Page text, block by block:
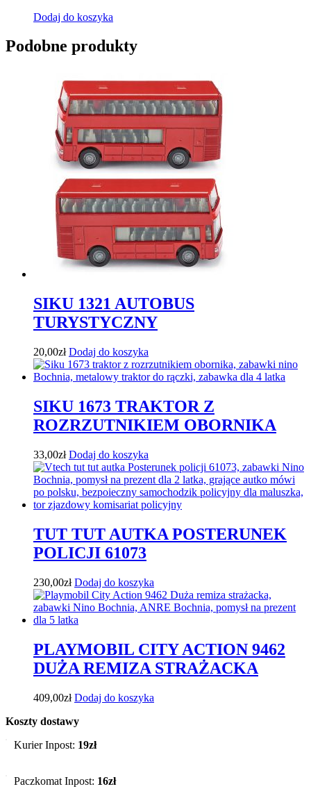
Dodaj do koszyka
Podobne produkty
SIKU 1321 AUTOBUS
TURYSTYCZNY
20,00zł Dodaj do koszyka
SIKU 1673 TRAKTOR Z
ROZRZUTNIKIEM OBORNIKA
33,00zł Dodaj do koszyka
TUT TUT AUTKA POSTERUNEK
POLICJI 61073
230,00zł Dodaj do koszyka
PLAYMOBIL CITY ACTION 9462
DUŻA REMIZA STRAŻACKA
409,00zł Dodaj do koszyka
Koszty dostawy
Kurier Inpost: 19zł
Paczkomat Inpost: 16zł